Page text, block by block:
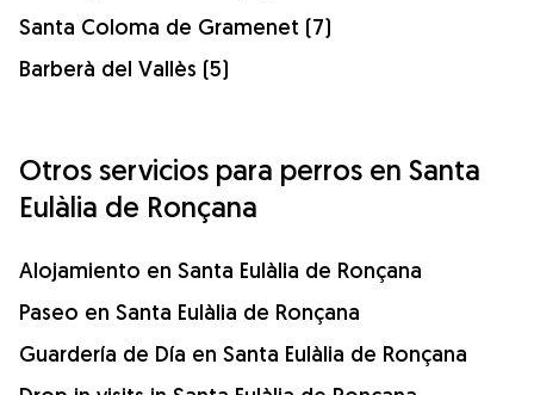
Santa Coloma de Gramenet (7)
Barberà del Vallès (5)
Otros servicios para perros en Santa
Eulàlia de Ronçana
Alojamiento en Santa Eulàlia de Ronçana
Paseo en Santa Eulàlia de Ronçana
Guardería de Día en Santa Eulàlia de Ronçana